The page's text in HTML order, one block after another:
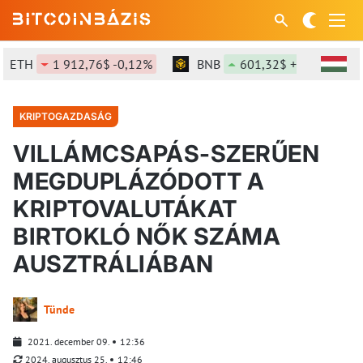
1 912,76$ -0,12% BNB 601,32$ +1,46%
KRIPTOGAZDASÁG
VILLÁMCSAPÁS-SZERŰEN
MEGDUPLÁZÓDOTT A
KRIPTOVALUTÁKAT
BIRTOKLÓ NŐK SZÁMA
AUSZTRÁLIÁBAN
Tünde
2021. december 09.
12:36
2024. augusztus 25.
12:46